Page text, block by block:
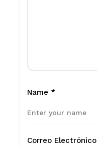
Name *
Correo Electrónico